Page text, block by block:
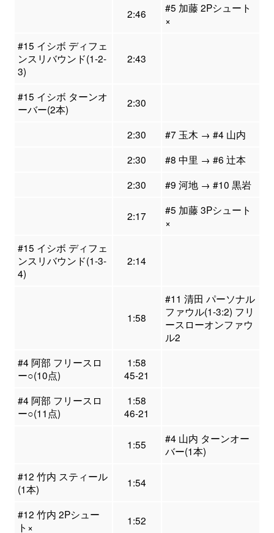
2:46
#5 加藤 2Pシュート
×
#15 イシボ ディフェ
ンスリバウンド(1-2-
3)
2:43
#15 イシボ ターンオ
ーバー(2本)
2:30
2:30
#7 玉木 → #4 山内
2:30
#8 中里 → #6 辻本
2:30
#9 河地 → #10 黒岩
2:17
#5 加藤 3Pシュート
×
#15 イシボ ディフェ
ンスリバウンド(1-3-
4)
2:14
1:58
#11 清田 パーソナル
ファウル(1-3:2) フリ
ースローオンファウ
ル2
#4 阿部 フリースロ
ー○(10点)
1:58
45-21
#4 阿部 フリースロ
ー○(11点)
1:58
46-21
1:55
#4 山内 ターンオー
バー(1本)
#12 竹内 スティール
(1本)
1:54
#12 竹内 2Pシュー
ト×
1:52